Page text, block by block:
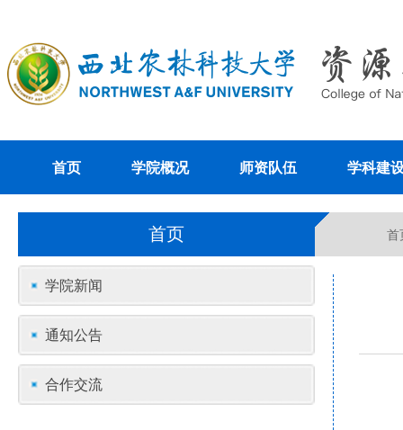
首页 学院概况 师资队伍 学科建
首页 首
学院新闻
通知公告
合作交流